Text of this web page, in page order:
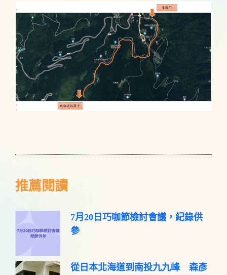
推薦閱讀
7月20日巧咖節檢討會議，紀錄供
參
從日本北海道到南投九九峰 森彥